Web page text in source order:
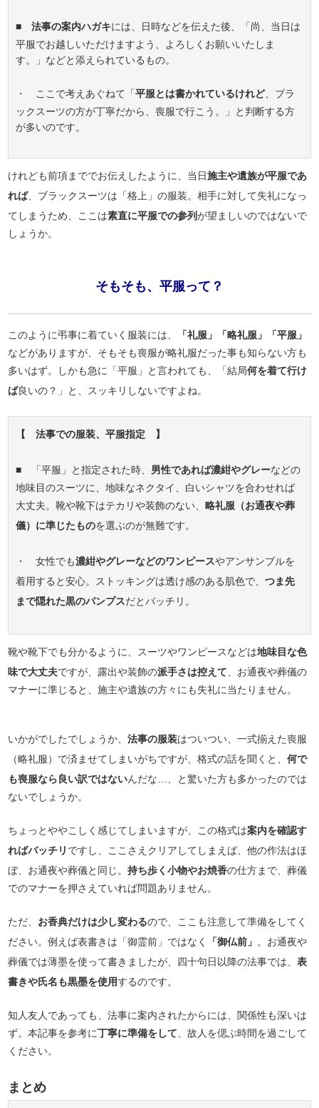
■法事の案内ハガキには、日時などを伝えた後、「尚、当日は
平服でお越しいただけますよう、よろしくお願いいたしま
す。」などと添えられているもの。
・ ここで考えあぐねて「平服とは書かれているけれど、ブラ
ックスーツの方が丁寧だから、喪服で行こう。」と判断する方
が多いのです。
けれども前項まででお伝えしたように、当日施主や遺族が平服であ
れば、ブラックスーツは「格上」の服装。相手に対して失礼になっ
てしまうため、ここは素直に平服での参列が望ましいのではないで
しょうか。
そもそも、平服って？
このように弔事に着ていく服装には、
「礼服」「略礼服」「平服」
などがありますが、そもそも喪服が略礼服だった事も知らない方も
多いはず。しかも急に「平服」と言われても、「結局何を着て行け
ば良いの？」と、スッキリしないですよね。
【 法事での服装、平服指定 】
■ 「平服」と指定された時、 男性であれば濃紺やグレーなどの
地味目のスーツに、地味なネクタイ、白いシャツを合わせれば
大丈夫。靴や靴下はテカリや装飾のない、略礼服（お通夜や葬
儀）に準じたものを選ぶのが無難です。
・ 女性でも濃紺やグレーなどのワンピースやアンサンブルを
着用すると安心。ストッキングは透け感のある肌色で、つま先
まで隠れた黒のパンプスだとバッチリ。
靴や靴下でも分かるように、スーツやワンピースなどは地味目な色
味で大丈夫ですが、露出や装飾の派手さは控えて、お通夜や葬儀の
マナーに準じると、施主や遺族の方々にも失礼に当たりません。
いかがでしたでしょうか、法事の服装はついつい、一式揃えた喪服
（略礼服）で済ませてしまいがちですが、格式の話を聞くと、何で
も喪服なら良い訳ではないんだな…、と驚いた方も多かったのでは
ないでしょうか。
ちょっとややこしく感じてしまいますが、この格式は案内を確認す
ればバッチリ ですし、ここさえクリアしてしまえば、他の作法はほ
ぼ、お通夜や葬儀と同じ。持ち歩く小物やお焼香の仕方まで、葬儀
でのマナーを押さえていれば問題ありません。
ただ、 お香典だけは少し変わるので、ここも注意して準備をしてく
ださい。例えば表書きは「御霊前」ではなく
「御仏前」 。お通夜や
葬儀では薄墨を使って書きましたが、四十句日以降の法事では、表
書きや氏名も黒墨を使用するのです。
知人友人であっても、法事に案内されたからには、関係性も深いは
ず。本記事を参考に丁寧に準備をして、故人を偲ぶ時間を過ごして
ください。
まとめ